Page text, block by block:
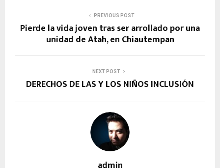
PREVIOUS POST
Pierde la vida joven tras ser arrollado por una
unidad de Atah, en Chiautempan
NEXT POST
DERECHOS DE LAS Y LOS NIÑOS INCLUSIÓN